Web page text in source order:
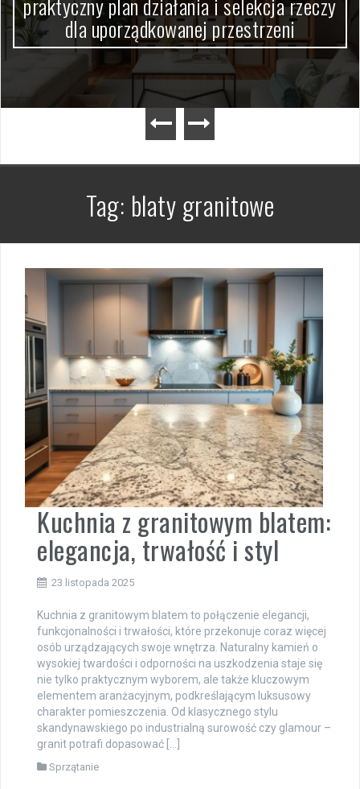
dla uporządkowanej przestrzeni
Tag: blaty granitowe
Kuchnia z granitowym blatem:
elegancja, trwałość i styl
23 listopada 2025
Kuchnia z granitowym blatem to połączenie elegancji,
funkcjonalności i trwałości, które przekonuje coraz więcej
osób urządzających swoje wnętrza. Naturalny kamień o
wysokiej twardości i odporności na uszkodzenia staje się
nie tylko praktycznym wyborem, ale także kluczowym
elementem aranżacyjnym, podkreślającym luksusowy
charakter pomieszczenia. Od klasycznego stylu
skandynawskiego po industrialną surowość czy glamour –
granit potrafi dopasować […]
Sprzątanie